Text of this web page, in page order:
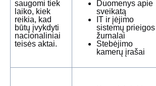
saugomi tiek
laiko, kiek
reikia, kad
būtų įvykdyti
nacionaliniai
teisės aktai.
Duomenys apie
sveikatą
IT ir įėjimo
sistemų prieigos
žurnalai
Stebėjimo
kamerų įrašai